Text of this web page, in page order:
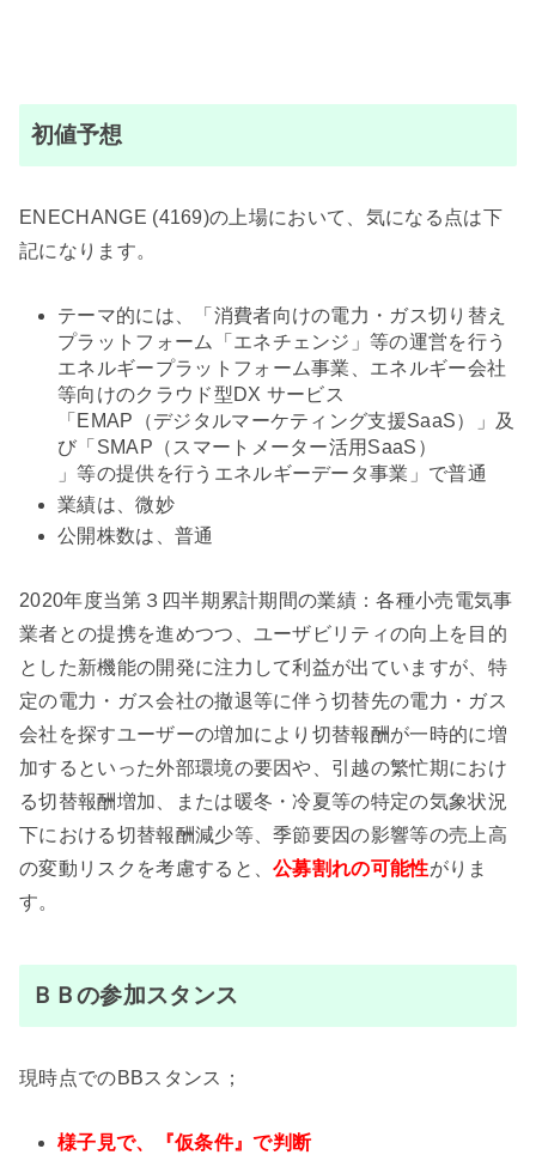
初値予想
ENECHANGE (4169)の上場において、気になる点は下
記になります。
テーマ的には、「消費者向けの電力・ガス切り替え
プラットフォーム「エネチェンジ」等の運営を行う
エネルギープラットフォーム事業、エネルギー会社
等向けのクラウド型DX サービス
「EMAP（デジタルマーケティング支援SaaS）」及
び「SMAP（スマートメーター活用SaaS）
」等の提供を行うエネルギーデータ事業」で普通
業績は、微妙
公開株数は、普通
2020年度当第３四半期累計期間の業績：各種小売電気事
業者との提携を進めつつ、ユーザビリティの向上を目的
とした新機能の開発に注力して利益が出ていますが、特
定の電力・ガス会社の撤退等に伴う切替先の電力・ガス
会社を探すユーザーの増加により切替報酬が一時的に増
加するといった外部環境の要因や、引越の繁忙期におけ
る切替報酬増加、または暖冬・冷夏等の特定の気象状況
下における切替報酬減少等、季節要因の影響等の売上高
の変動リスクを考慮すると、公募割れの可能性がりま
す。
ＢＢの参加スタンス
現時点でのBBスタンス；
様子見で、『仮条件』で判断